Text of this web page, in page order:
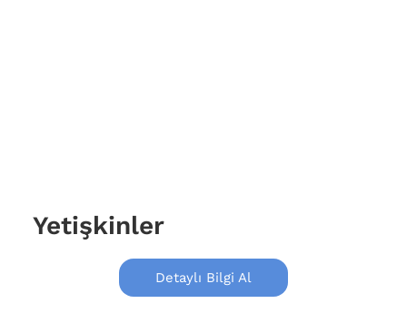
Yetişkinler
Detaylı Bilgi Al